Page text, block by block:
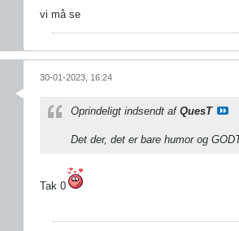
vi må se
30-01-2023, 16:24
Oprindeligt indsendt af QuesT
Det der, det er bare humor og
Tak 0